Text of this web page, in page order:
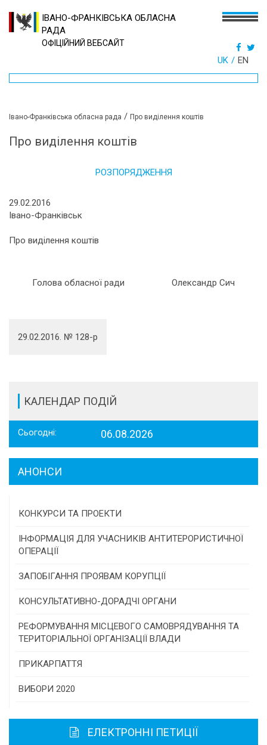
ІВАНО-ФРАНКІВСЬКА ОБЛАСНА
РАДА
ОФІЦІЙНИЙ ВЕБСАЙТ
UK EN
Івано-Франківська обласна рада / Про виділення коштів
Про виділення коштів
РОЗПОРЯДЖЕННЯ
29.02.2016
Івано-Франківськ
Про виділення коштів
Голова обласної ради Олександр Сич
29.02.2016. № 128-р
КАЛЕНДАР ПОДІЙ
Сьогодні: 06.08.2026
АНОНСИ
КОНКУРСИ ТА ПРОЕКТИ
Конкурс проектів та програм місцевого
самоврядування
Конкурс інститутів громадянського суспільства
Програми/конкурси МТД
ІНФОРМАЦІЯ ДЛЯ УЧАСНИКІВ АНТИТЕРОРИСТИЧНОЇ
ОПЕРАЦІЇ
ЗАПОБІГАННЯ ПРОЯВАМ КОРУПЦІЇ
КОНСУЛЬТАТИВНО-ДОРАДЧІ ОРГАНИ
Консультативна рада
РЕФОРМУВАННЯ МІСЦЕВОГО САМОВРЯДУВАННЯ ТА
ТЕРИТОРІАЛЬНОЇ ОРГАНІЗАЦІЇ ВЛАДИ
ПРИКАРПАТТЯ
Історична довідка
Районні, міські ради
ВИБОРИ 2020
ЕЛЕКТРОННІ ПЕТИЦІЇ